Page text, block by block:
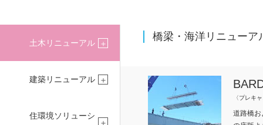
橋梁・海洋リニューア
〈プレキ
道路橋お
土木リニューアル
建築リニューアル
住環境ソリューシ